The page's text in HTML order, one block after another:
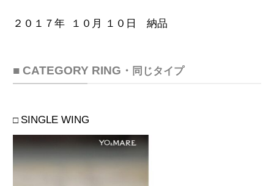
２０１７年 １０月 １０日 納品
■ CATEGORY RING ・ 同じタイプ
□ SINGLE WING